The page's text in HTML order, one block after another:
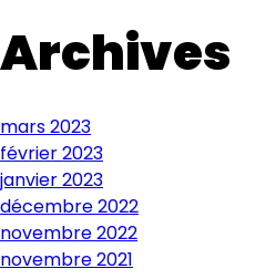
Archives
mars 2023
février 2023
janvier 2023
décembre 2022
novembre 2022
novembre 2021